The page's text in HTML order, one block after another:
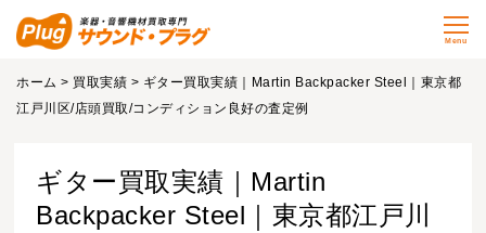
Menu
ホーム > 買取実績 > ギター買取実績｜Martin Backpacker Steel｜東京都
江戸川区/店頭買取/コンディション良好の査定例
ギター買取実績｜Martin
Backpacker Steel｜東京都江戸川